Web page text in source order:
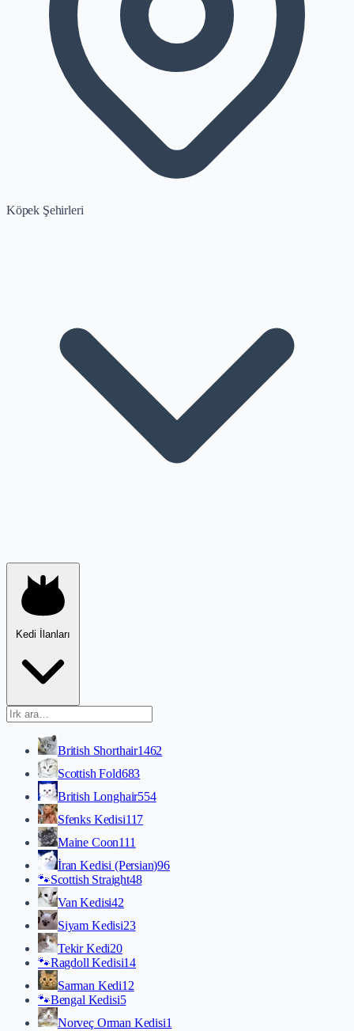
Köpek Şehirleri
Kedi İlanları
British Shorthair1462
Scottish Fold683
British Longhair554
Sfenks Kedisi117
Maine Coon111
İran Kedisi (Persian)96
🐾Scottish Straight48
Van Kedisi42
Siyam Kedisi23
Tekir Kedi20
🐾Ragdoll Kedisi14
Sarman Kedi12
🐾Bengal Kedisi5
Norveç Orman Kedisi1